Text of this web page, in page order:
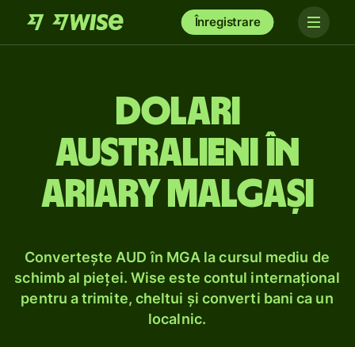
Înregistrare
Dolari
australieni în
ariary malgași
Convertește AUD în MGA la cursul mediu de
schimb al pieței. Wise este contul internațional
pentru a trimite, cheltui și converti bani ca un
localnic.